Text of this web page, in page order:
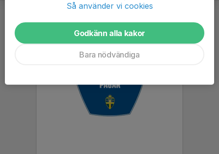
Så använder vi cookies
Godkänn alla kakor
Bara nödvändiga